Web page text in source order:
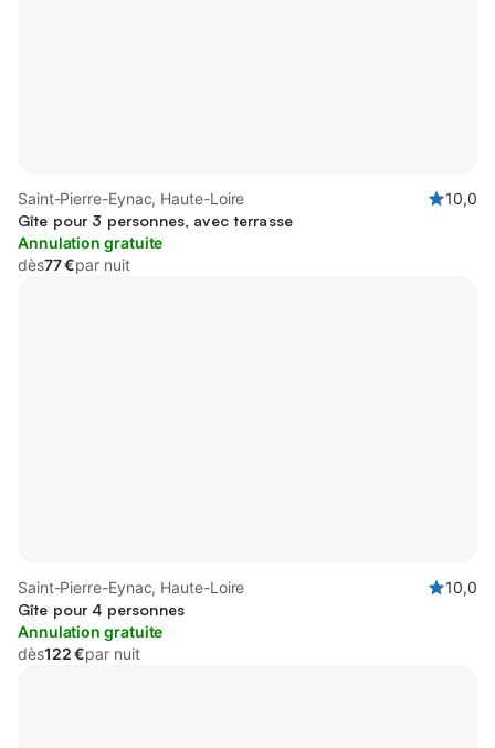
Saint-Pierre-Eynac, Haute-Loire
10,0
Gîte pour 3 personnes, avec terrasse
Annulation gratuite
dès77 €par nuit
Saint-Pierre-Eynac, Haute-Loire
10,0
Gîte pour 4 personnes
Annulation gratuite
dès122 €par nuit